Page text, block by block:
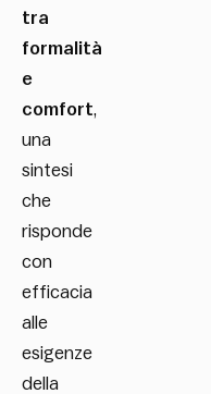
tra
formalità
e
comfort,
una
sintesi
che
risponde
con
efficacia
alle
esigenze
della